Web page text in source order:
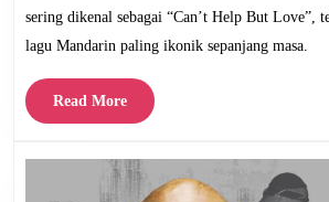
sering dikenal sebagai “Can’t Help But Love”,
lagu Mandarin paling ikonik sepanjang masa.
Read MoreRead
More